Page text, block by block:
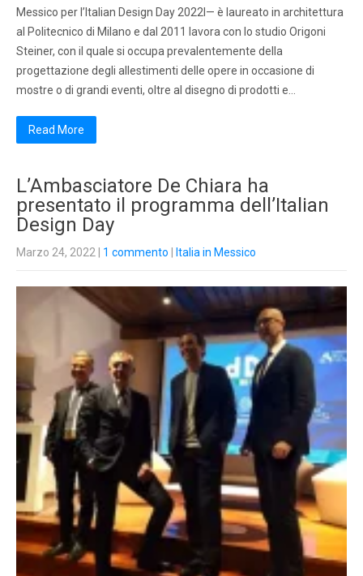
Messico per l’Italian Design Day 2022l— è laureato in architettura
al Politecnico di Milano e dal 2011 lavora con lo studio Origoni
Steiner, con il quale si occupa prevalentemente della
progettazione degli allestimenti delle opere in occasione di
mostre o di grandi eventi, oltre al disegno di prodotti e…
Read More
L’Ambasciatore De Chiara ha
presentato il programma dell’Italian
Design Day
Marzo 24, 2022 1 commento Italia in Messico